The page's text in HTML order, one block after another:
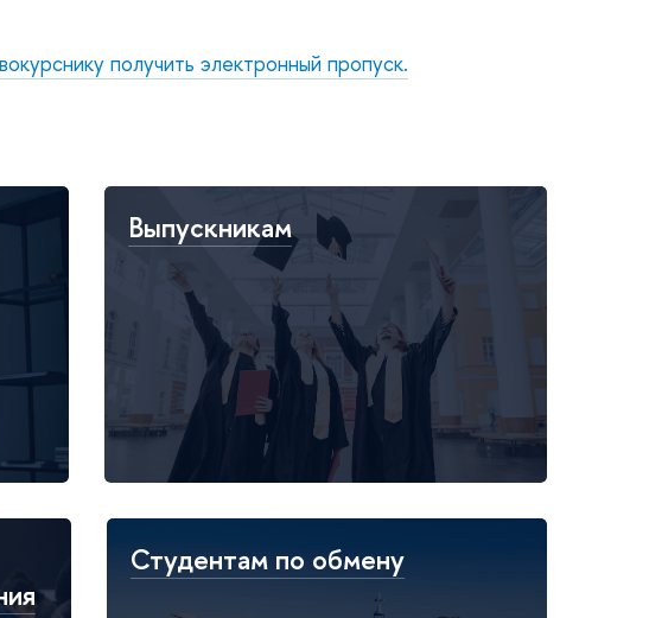
получить электронный пропуск.
Выпускникам
Студентам по обмену